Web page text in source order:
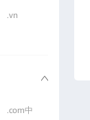
.vn
.com中